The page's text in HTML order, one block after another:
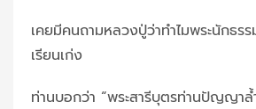
เคยมีคนถามหลวงปู่ว่าทำไมพระนักธร
เรียนเก่ง
ท่านบอกว่า “พระสารีบุตรท่านปัญญาล้